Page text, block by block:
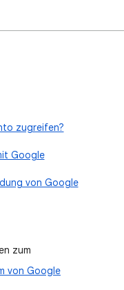
zugreifen?
Google
von Google
zum
von Google